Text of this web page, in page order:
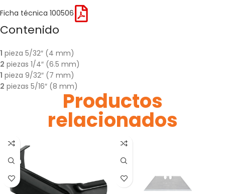
Ficha técnica 100506
Contenido
1 pieza 5/32″ (4 mm)
2 piezas 1/4″ (6.5 mm)
1 pieza 9/32″ (7 mm)
2 piezas 5/16″ (8 mm)
Productos
relacionados